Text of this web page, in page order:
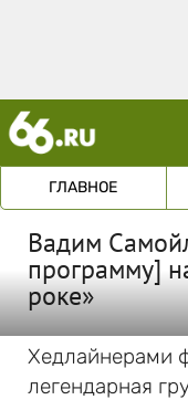
ГЛАВНОЕ
Вадим
программу]
роке»
Хедлайнерами
легендарная